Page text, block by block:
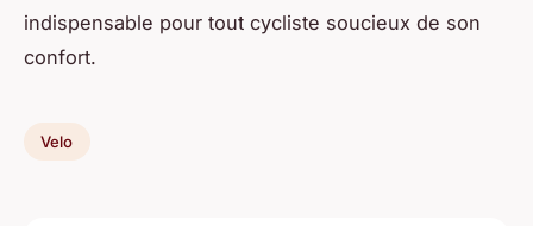
indispensable pour tout cycliste soucieux de son
confort.
Velo